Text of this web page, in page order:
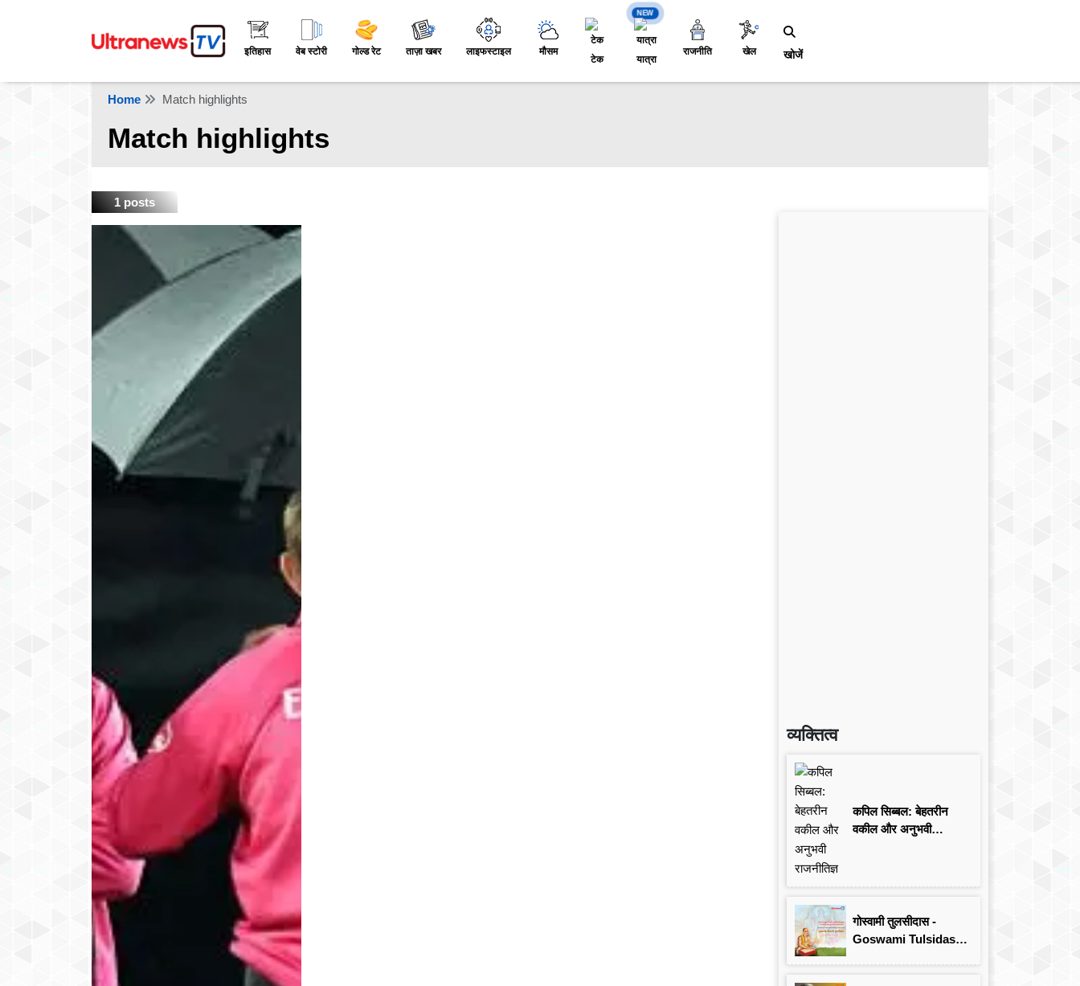
इतिहास वेब स्टोरी गोल्ड रेट ताज़ा खबर लाइफस्टाइल मौसम
टेक
NEW
यात्रा
राजनीति खेल खोजें
Home Match highlights
Match highlights
1 posts
व्यक्तित्व
कपिल सिब्बल: बेहतरीन
वकील और अनुभवी
गोस्वामी तुलसीदास -
Goswami Tulsidas: